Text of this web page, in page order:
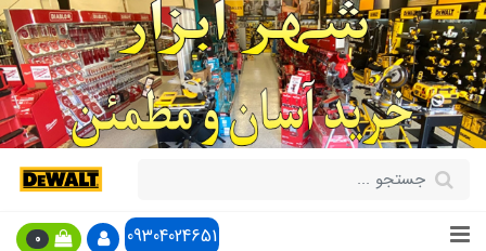
09304024651
0